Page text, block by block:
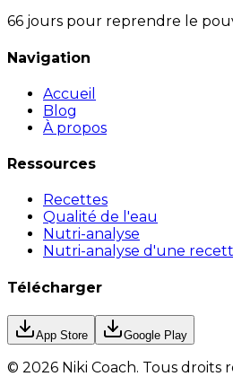
66 jours pour reprendre le
Navigation
Accueil
Blog
À propos
Ressources
Recettes
Qualité de l'eau
Nutri-analyse
Nutri-analyse d'une
Télécharger
App Store Google Play
© 2026 Niki Coach. Tous droits